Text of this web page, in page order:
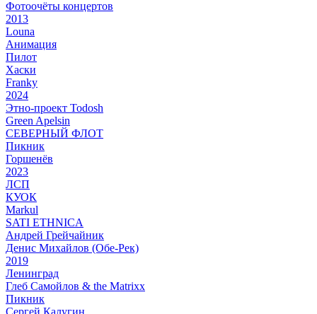
Фотоочёты концертов
2013
Louna
Анимация
Пилот
Хаски
Franky
2024
Этно-проект Todosh
Green Apelsin
СЕВЕРНЫЙ ФЛОТ
Пикник
Горшенёв
2023
ЛСП
КУОК
Markul
SATI ETHNICA
Андрей Грейчайник
Денис Михайлов (Обе-Рек)
2019
Ленинград
Глеб Самойлов & the Matrixx
Пикник
Сергей Калугин